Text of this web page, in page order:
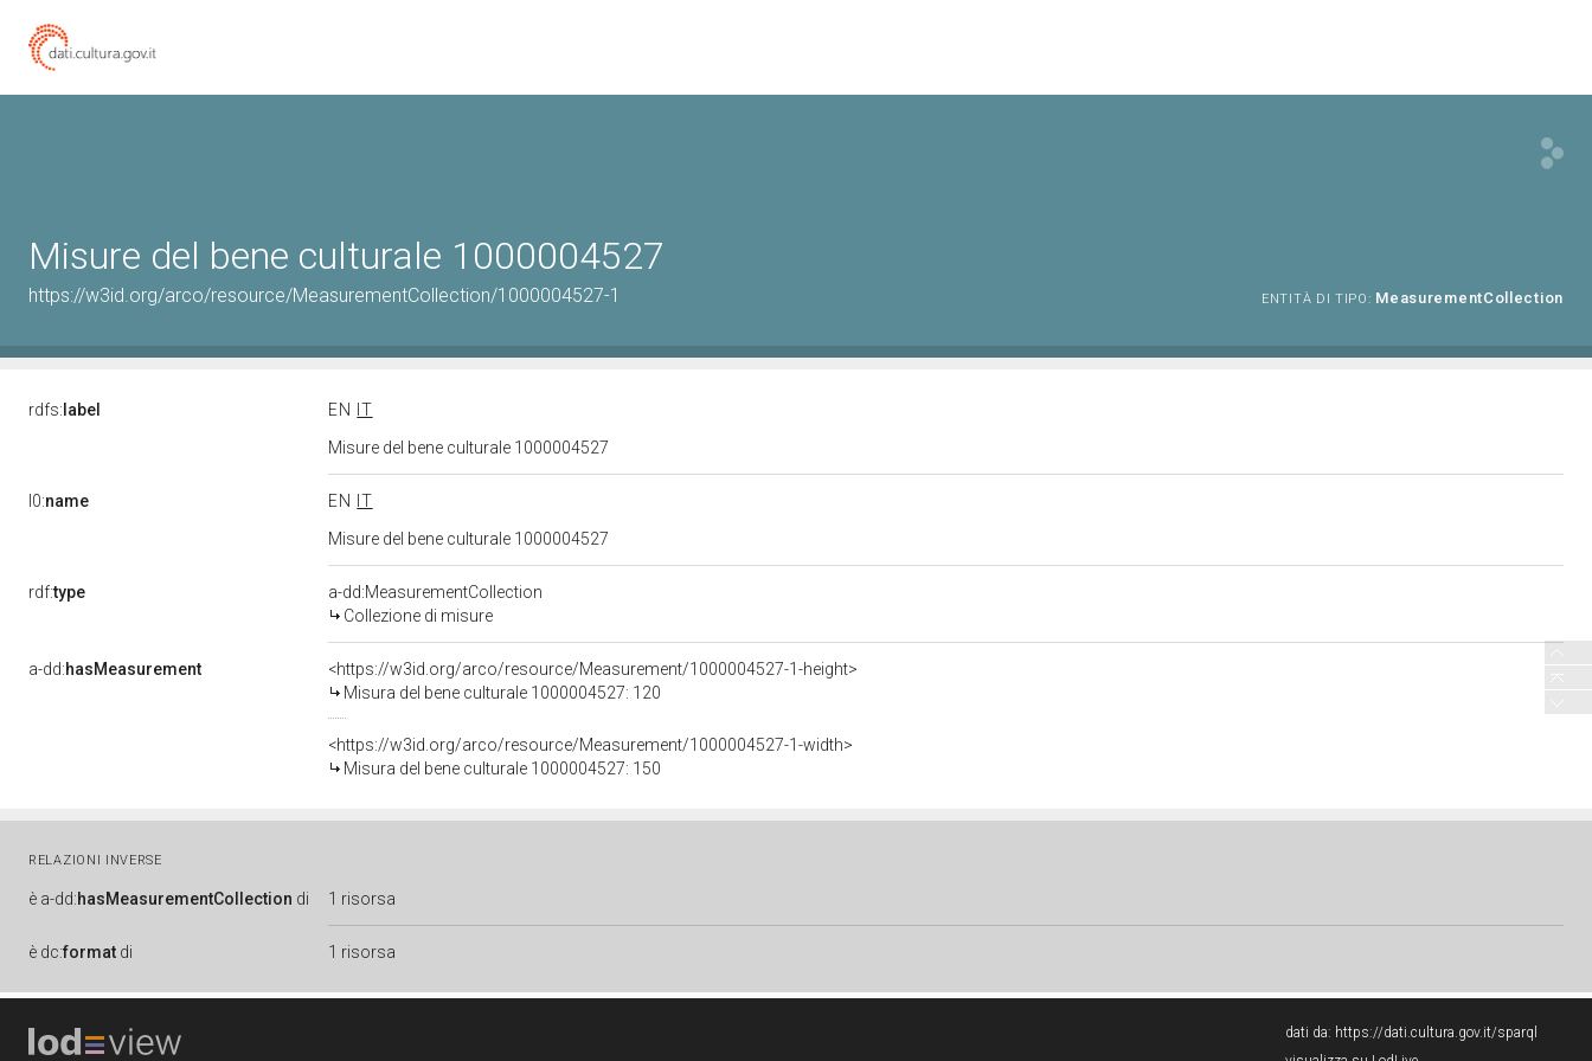
Misure del bene culturale 1000004527
https://w3id.org/arco/resource/MeasurementCollection/1000004527-1 ENTITÀ DI TIPO: MeasurementCollection
rdfs: label EN
IT
Misure del bene culturale 1000004527
l0:name EN
IT
Misure del bene culturale 1000004527
rdf:type
a-dd:MeasurementCollection
Collezione di misure
a-dd:hasMeasurement
<https://w3id.org/arco/resource/Measurement/1000004527-1-height>
Misura del bene culturale 1000004527: 120
<https://w3id.org/arco/resource/Measurement/1000004527-1-width>
Misura del bene culturale 1000004527: 150
RELAZIONI INVERSE
è a-dd:hasMeasurementCollection di 1 risorsa
è dc:format di 1 risorsa
dati da: https://dati.cultura.gov.it/sparql